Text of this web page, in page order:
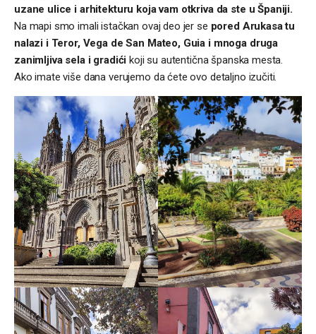
uzane ulice i arhitekturu koja vam otkriva da ste u Španiji.
Na mapi smo imali istačkan ovaj deo jer se pored Arukasa tu
nalazi i Teror, Vega de San Mateo, Guia i mnoga druga
zanimljiva sela i gradićikoji su autentična španska mesta.
Ako imate više dana verujemo da ćete ovo detaljno izučiti.